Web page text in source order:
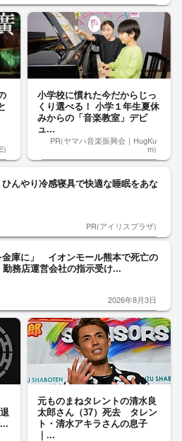
小学校に慣れた今だからじっ
くり選べる！ 小学１年生夏休
みからの「音楽教室」デビ
ュ...
PR(ヤマハ音楽振興会｜HugKu
m)
ひんやり冷感寝具で快適な睡眠をあな
PR(アイリスプラザ)
金庫に」 イオンモール熊本で死亡の
務店運営会社の指示受け...
2026年8月3日
元ものまねタレントの清水良
太郎さん（37）死去 タレン
ト・清水アキラさんの息子
｜...